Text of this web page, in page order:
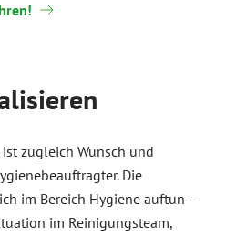
ist zugleich Wunsch und
Die
im Bereich Hygiene auftun –
im Reinigungsteam,